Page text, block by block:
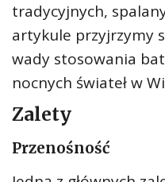
tradycyjnych,
artykule przyjrzymy
wady stosowania
nocnych świateł w
Zalety
Przenośność